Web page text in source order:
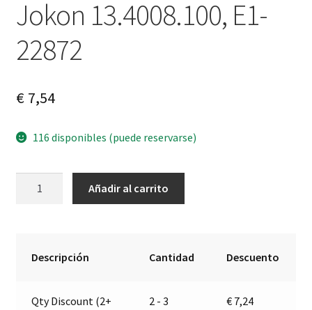
Jokon 13.4008.100, E1-
22872
€7,54
116 disponibles (puede reservarse)
24V
Añadir al carrito
Descripción Cantidad Descuento
Qty Discount (2+
2 - 3 € 7,24